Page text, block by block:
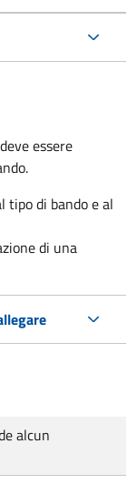
essere
tipo di bando e al
di una
alcun